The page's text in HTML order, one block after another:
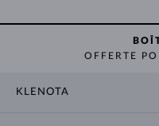
OFFERTE
KLENOTA